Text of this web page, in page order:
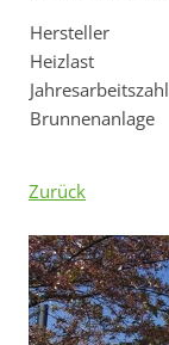
Hersteller
Heizlast
Jahresarbeitszahl
Brunnenanlage
Zurück